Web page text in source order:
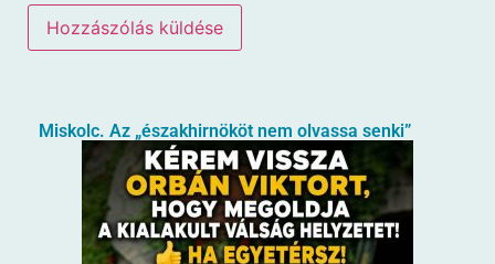
Miskolc. Az „északhirnököt nem olvassa senki”